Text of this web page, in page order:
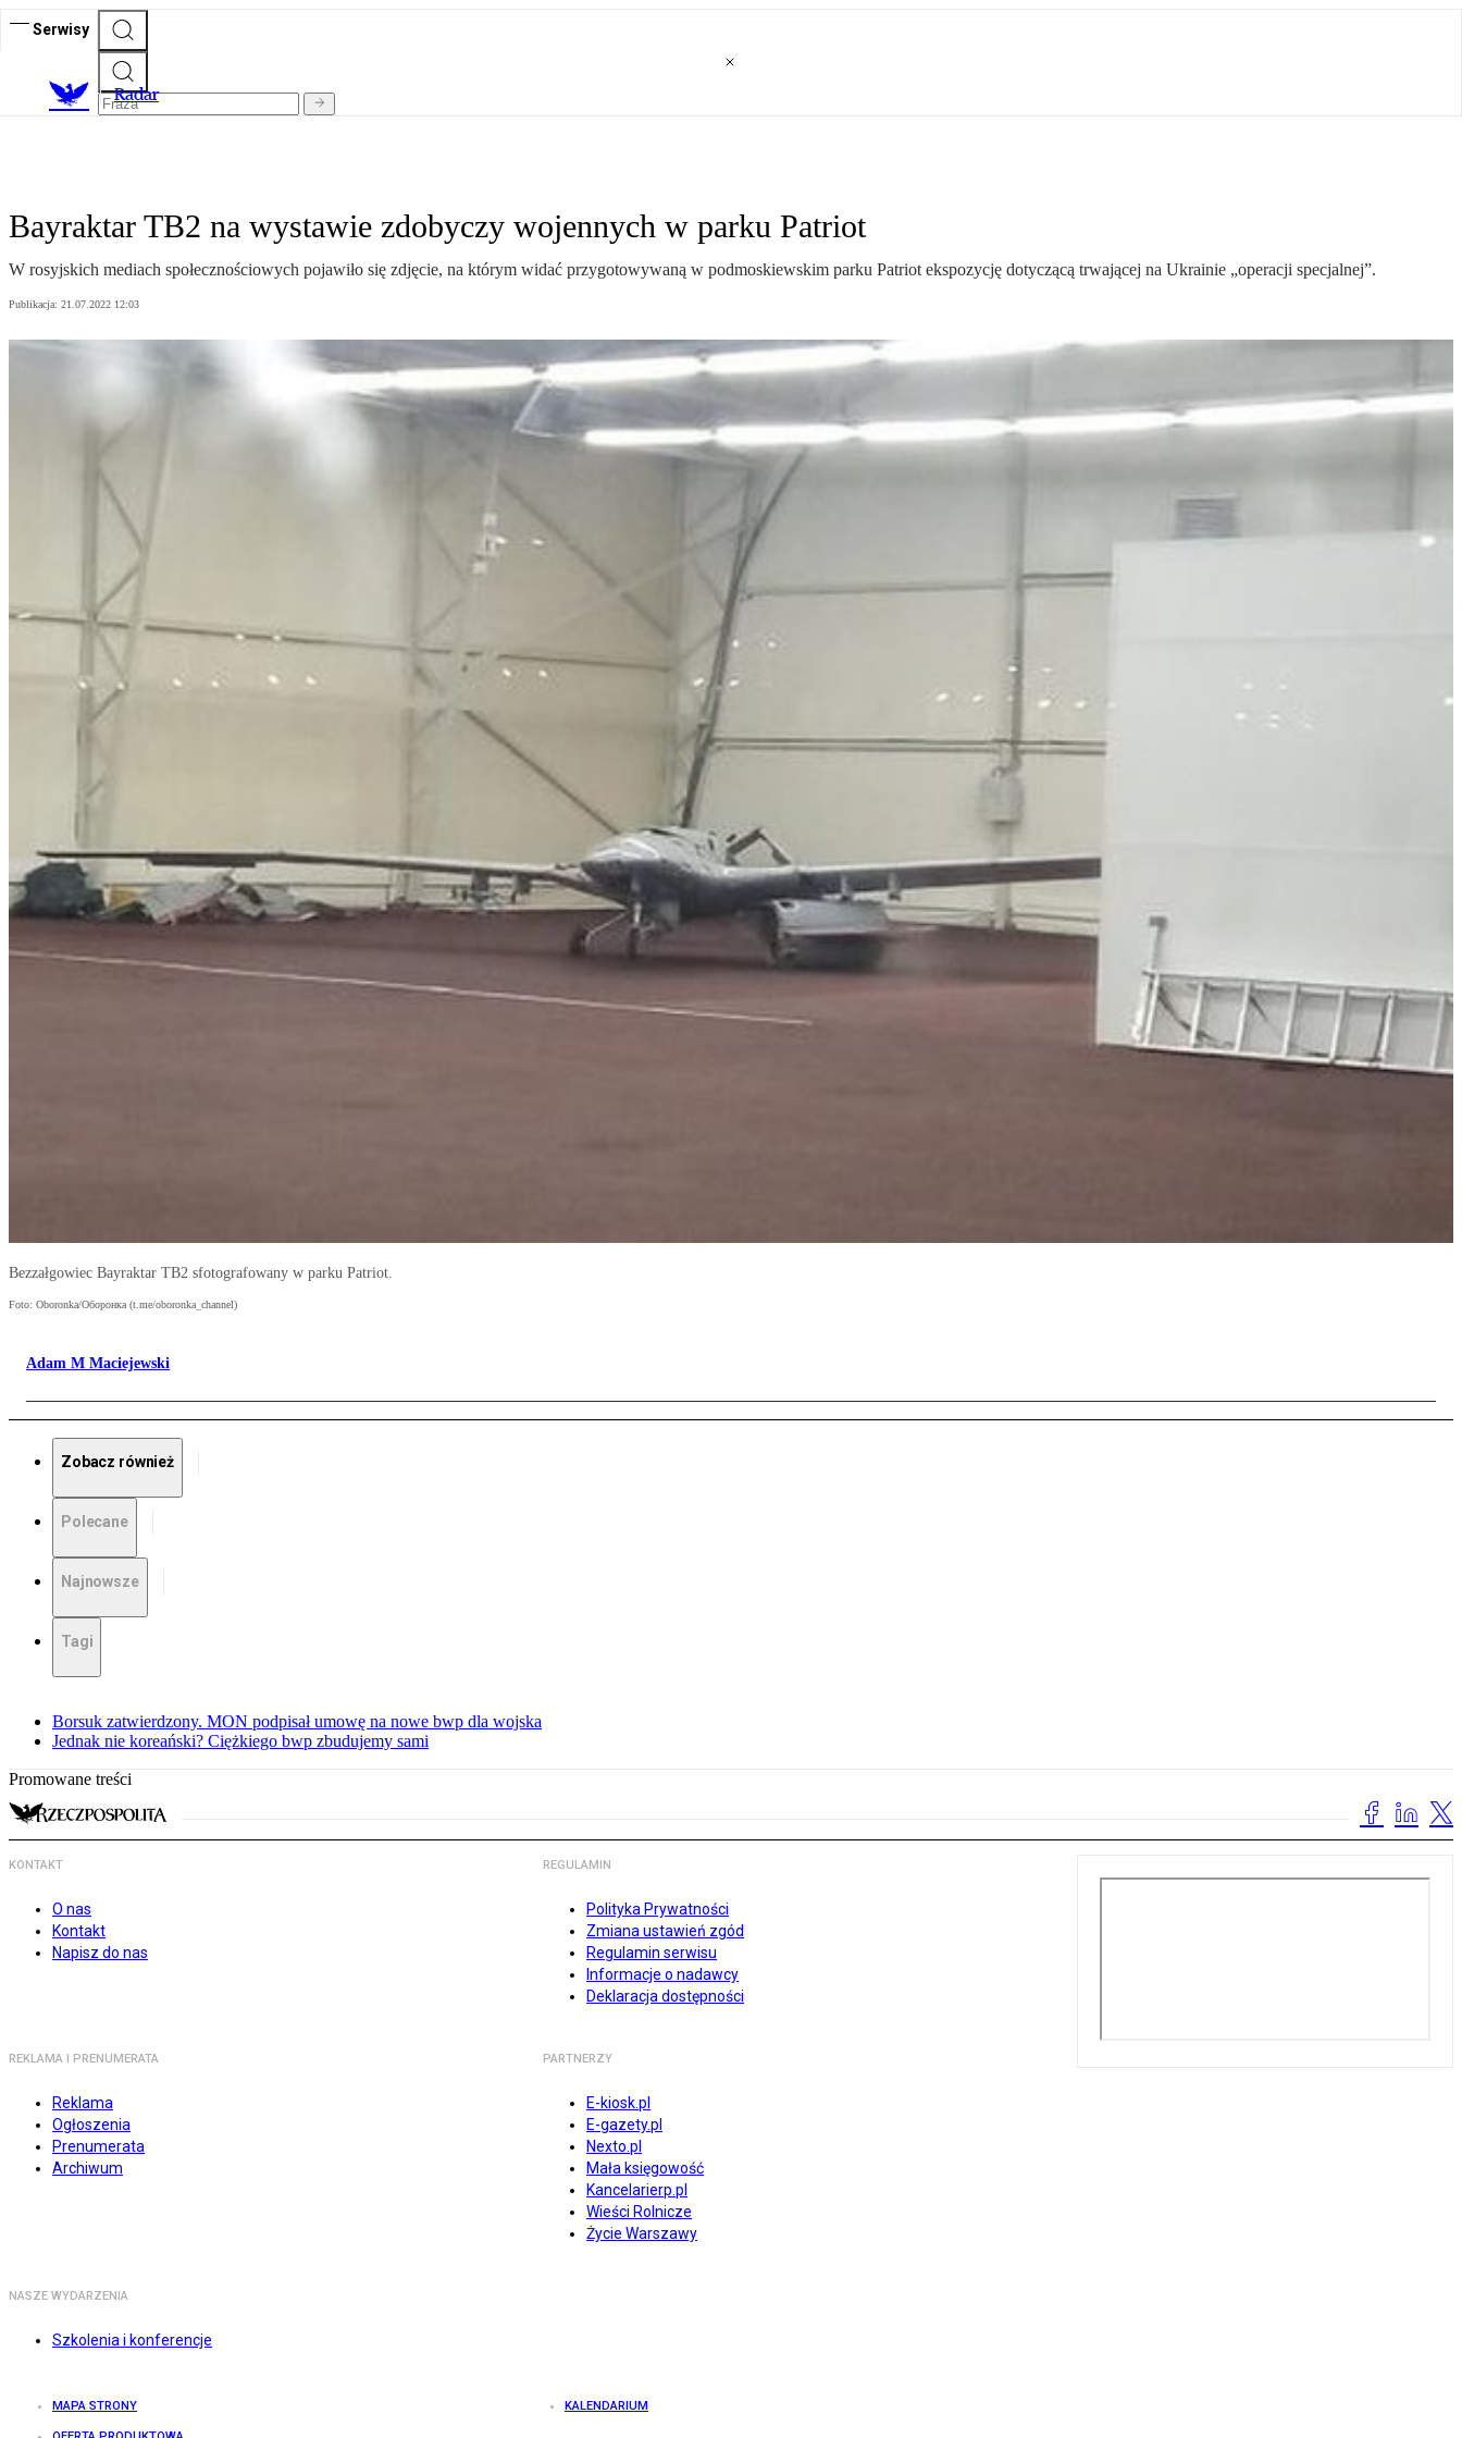
Serwisy
Radar
Bayraktar TB2 na wystawie zdobyczy wojennych w parku Patriot
W rosyjskich mediach społecznościowych pojawiło się zdjęcie, na którym widać przygotowywaną w podmoskiewskim parku Patriot ekspozycję dotyczącą trwającej na Ukrainie „operacji specjalnej”.
Publikacja: 21.07.2022 12:03
Bezzałgowiec Bayraktar TB2 sfotografowany w parku Patriot.
Foto: Oboronka/Оборонка (t.me/oboronka_channel)
Adam M Maciejewski
Zobacz również
Polecane
Najnowsze
Tagi
Borsuk zatwierdzony. MON podpisał umowę na nowe bwp dla wojska
Jednak nie koreański? Ciężkiego bwp zbudujemy sami
Promowane treści
KONTAKT
O nas
Kontakt
Napisz do nas
REGULAMIN
Polityka Prywatności
Zmiana ustawień zgód
Regulamin serwisu
Informacje o nadawcy
Deklaracja dostępności
REKLAMA I PRENUMERATA
Reklama
Ogłoszenia
Prenumerata
Archiwum
PARTNERZY
E-kiosk.pl
E-gazety.pl
Nexto.pl
Mała księgowość
Kancelarierp.pl
Wieści Rolnicze
Życie Warszawy
NASZE WYDARZENIA
Szkolenia i konferencje
MAPA STRONY KALENDARIUM